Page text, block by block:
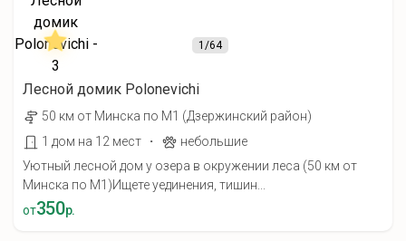
1/64
Лесной домик Polonevichi
50 км от Минска по М1 (Дзержинский район)
1 дом на 12 мест
·
небольшие
Уютный лесной дом у озера в окружении леса (50 км от
Минска по М1) ​Ищете уединения, тишин...
от350р.